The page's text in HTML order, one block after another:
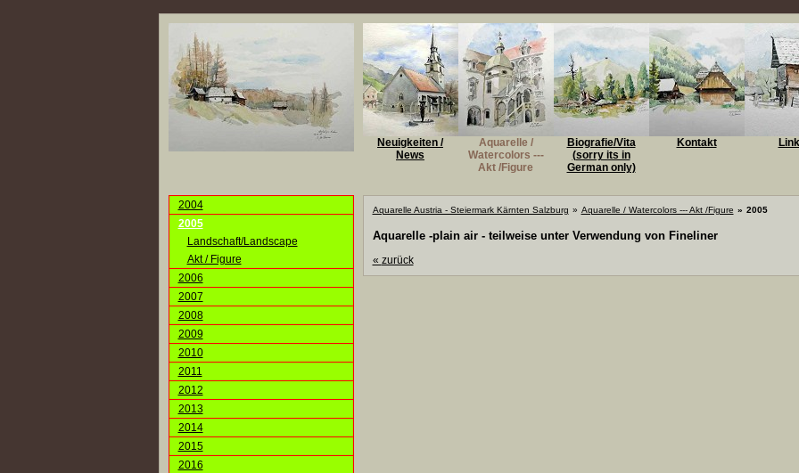
Neuigkeiten /
News
Aquarelle /
Watercolors ---
Akt /Figure
Biografie/Vita
(sorry its in
German only)
Kontakt
2004
2005
Landschaft/Landscape
Akt / Figure
2006
2007
2008
2009
2010
2011
2012
2013
2014
2015
2016
Aquarelle Austria - Steiermark Kärnten Salzburg » Aquarelle / Watercolors --- Akt /Figure » 2005
Aquarelle -plain air - teilweise unter Verwendung von Fineliner
« zurück